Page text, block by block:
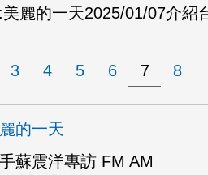
美麗的一天2025/01/07介紹
3 4 5 6 7 8
的一天
蘇震洋專訪 FM AM